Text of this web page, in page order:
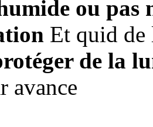
ou pas
Et quid de
de la
avance